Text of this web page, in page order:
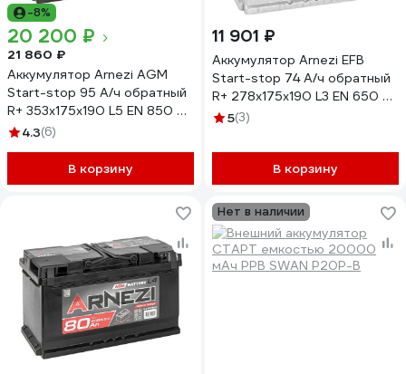
-8%
20 200 ₽
21 860 ₽
Аккумулятор Arnezi AGM
Start-stop 95 А/ч обратный
R+ 353x175x190 L5 EN 850 А
E4090950
4.3(6)
В корзину
11 901 ₽
Аккумулятор Arnezi EFB
Start-stop 74 А/ч обратный
R+ 278x175x190 L3 EN 650 А
E3060740
5(3)
В корзину
Нет в наличии